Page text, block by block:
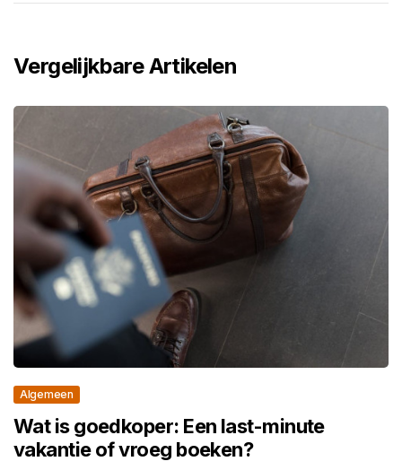
Vergelijkbare Artikelen
Algemeen
Wat is goedkoper: Een last-minute
vakantie of vroeg boeken?